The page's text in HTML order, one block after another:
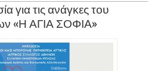
για τις ανάγκες του
«Η ΑΓΙΑ ΣΟΦΙΑ»